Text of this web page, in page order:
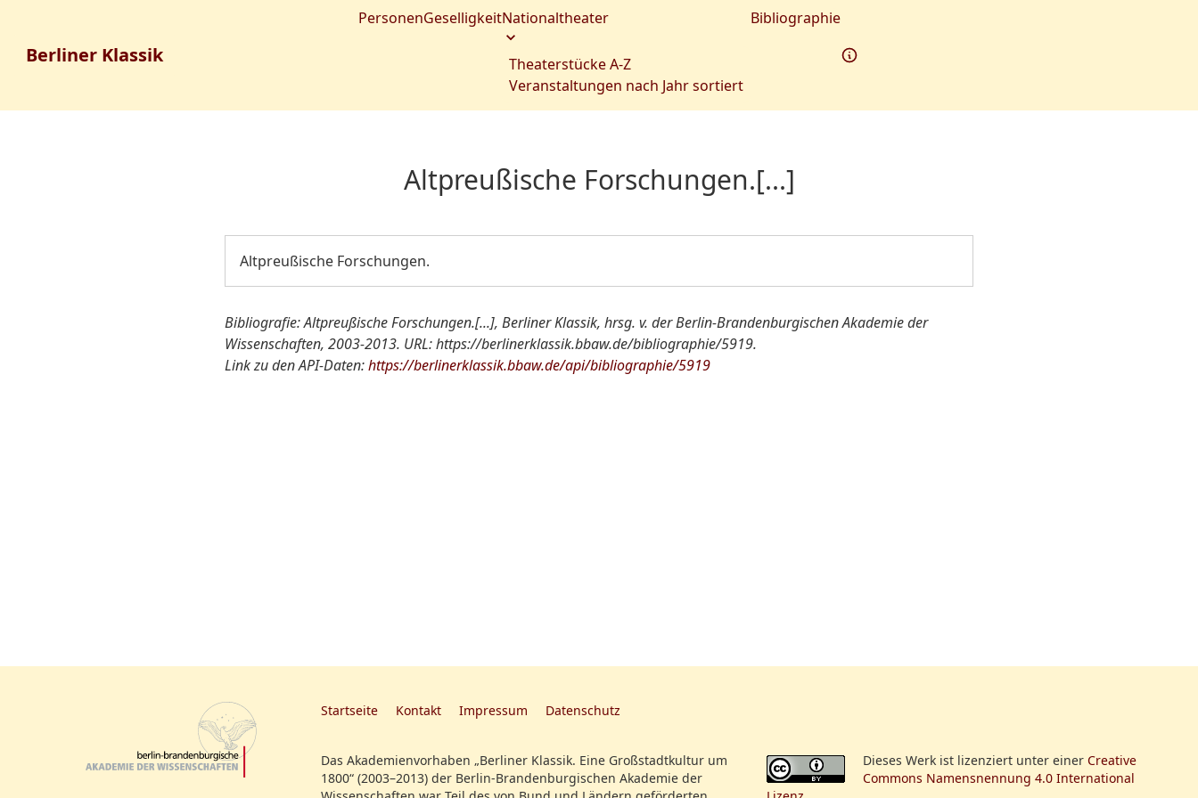
Berliner Klassik
PersonenGeselligkeitNationaltheater
Theaterstücke A-Z
Veranstaltungen nach Jahr sortiert
Bibliographie
Altpreußische Forschungen.[...]
Altpreußische Forschungen.
Bibliografie: Altpreußische Forschungen.[...], Berliner Klassik, hrsg. v. der Berlin-Brandenburgischen Akademie der
Wissenschaften, 2003-2013. URL: https://berlinerklassik.bbaw.de/bibliographie/5919.
Link zu den API-Daten:https://berlinerklassik.bbaw.de/api/bibliographie/5919
Startseite Kontakt Impressum Datenschutz
Das Akademienvorhaben „Berliner Klassik. Eine Großstadtkultur um
1800“ (2003–2013) der Berlin-Brandenburgischen Akademie der
Dieses Werk ist lizenziert unter einer Creative
Commons Namensnennung 4.0 International